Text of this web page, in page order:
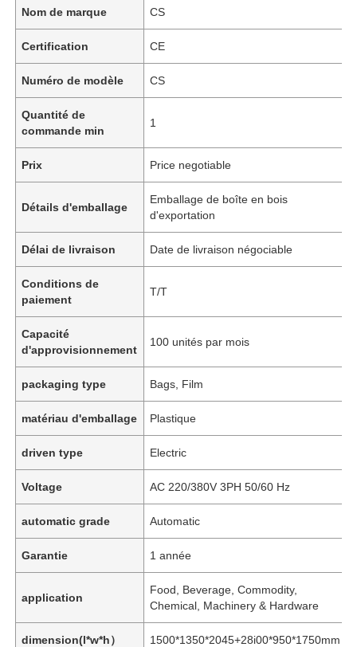
Nom de marque CS
Certification CE
Numéro de modèle CS
Quantité de
commande min
1
Prix Price negotiable
Détails d'emballage
Emballage de boîte en bois
d'exportation
Délai de livraison Date de livraison négociable
Conditions de
paiement
T/T
Capacité
d'approvisionnement
100 unités par mois
packaging type Bags, Film
matériau d'emballage Plastique
driven type Electric
Voltage AC 220/380V 3PH 50/60 Hz
automatic grade Automatic
Garantie 1 année
application
Food, Beverage, Commodity,
Chemical, Machinery & Hardware
dimension(l*w*h） 1500*1350*2045+28i00*950*1750mm